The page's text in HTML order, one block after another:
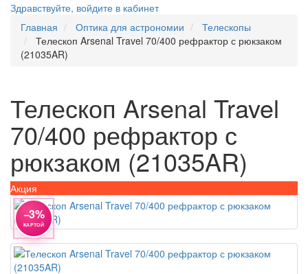
Здравствуйте, войдите в кабинет
Главная
Оптика для астрономии
Телескопы
Телескоп Arsenal Travel 70/400 рефрактор с рюкзаком
(21035AR)
Телескоп Arsenal Travel
70/400 рефрактор с
рюкзаком (21035AR)
Акция
−3%
КАРТОЙ